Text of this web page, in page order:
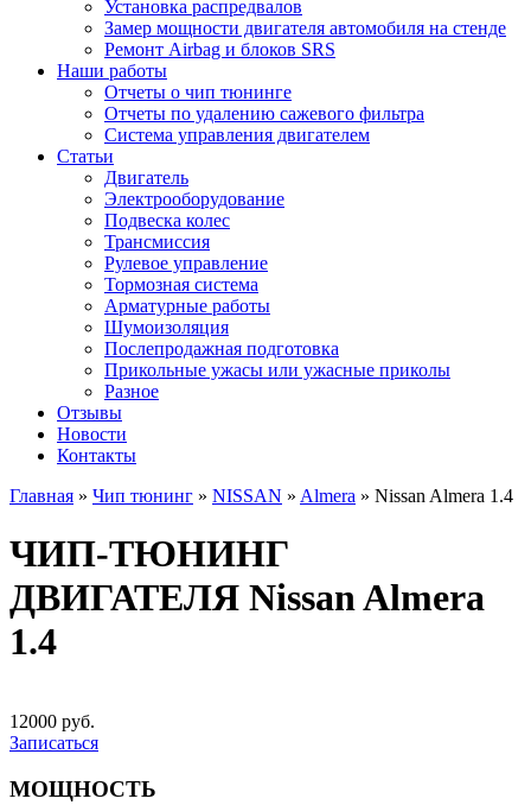
Установка распредвалов
Замер мощности двигателя автомобиля на стенде
Ремонт Airbag и блоков SRS
Наши работы
Отчеты о чип тюнинге
Отчеты по удалению сажевого фильтра
Система управления двигателем
Статьи
Двигатель
Электрооборудование
Подвеска колес
Трансмиссия
Рулевое управление
Тормозная система
Арматурные работы
Шумоизоляция
Послепродажная подготовка
Прикольные ужасы или ужасные приколы
Разное
Отзывы
Новости
Контакты
Главная » Чип тюнинг » NISSAN » Almera » Nissan Almera 1.4
ЧИП-ТЮНИНГ
ДВИГАТЕЛЯ Nissan Almera
1.4
12000 руб.
Записаться
МОЩНОСТЬ